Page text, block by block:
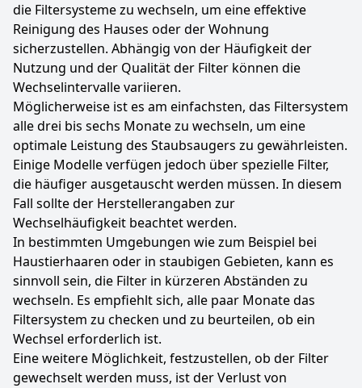
die Filtersysteme zu wechseln, um eine effektive
Reinigung des Hauses oder der Wohnung
sicherzustellen. Abhängig von der Häufigkeit der
Nutzung und der Qualität der Filter können die
Wechselintervalle variieren.
Möglicherweise ist es am einfachsten, das Filtersystem
alle drei bis sechs Monate zu wechseln, um eine
optimale Leistung des Staubsaugers zu gewährleisten.
Einige Modelle verfügen jedoch über spezielle Filter,
die häufiger ausgetauscht werden müssen. In diesem
Fall sollte der Herstellerangaben zur
Wechselhäufigkeit beachtet werden.
In bestimmten Umgebungen wie zum Beispiel bei
Haustierhaaren oder in staubigen Gebieten, kann es
sinnvoll sein, die Filter in kürzeren Abständen zu
wechseln. Es empfiehlt sich, alle paar Monate das
Filtersystem zu checken und zu beurteilen, ob ein
Wechsel erforderlich ist.
Eine weitere Möglichkeit, festzustellen, ob der Filter
gewechselt werden muss, ist der Verlust von